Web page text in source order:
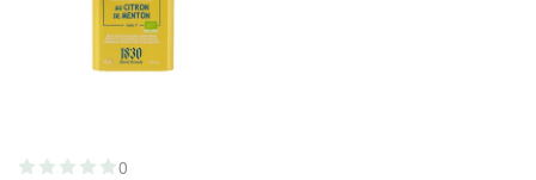
0